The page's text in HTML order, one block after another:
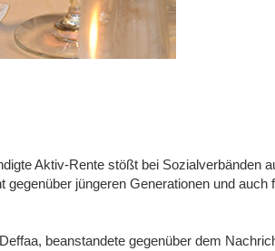
Aktiv-Rente stößt bei Sozialverbänden
gegenüber jüngeren Generationen und auch
beanstandete gegenüber dem